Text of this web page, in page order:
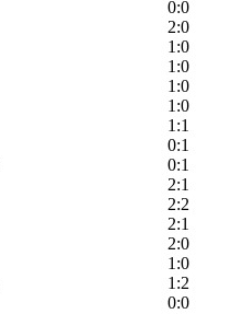
0:0
2:0
1:0
1:0
1:0
1:0
1:1
0:1
0:1
2:1
2:2
2:1
2:0
1:0
1:2
0:0